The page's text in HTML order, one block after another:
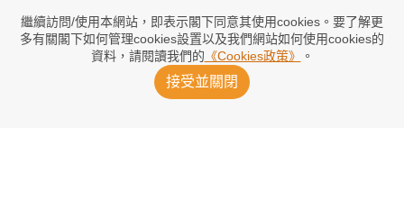
繼續訪問/使用本網站，即表示閣下同意其使用cookies。要了解更
多有關閣下如何管理cookies設置以及我們網站如何使用cookies的
資料，請閱讀我們的 《Cookies政策》 。
接受並關閉
美國需要「美國隊長」歸位
2026/07/07 04:45